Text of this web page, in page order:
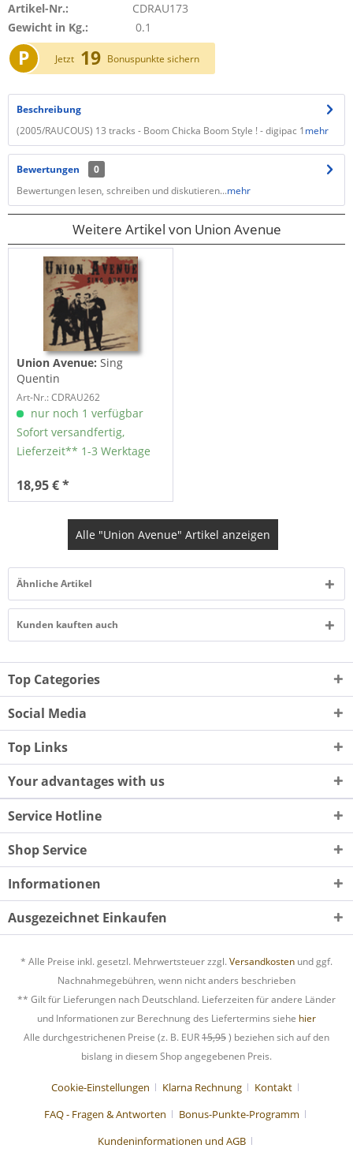
Artikel-Nr.:
CDRAU173
Gewicht in Kg.:
0.1
P Jetzt 19 Bonuspunkte sichern
Beschreibung
(2005/RAUCOUS) 13 tracks - Boom Chicka Boom Style ! - digipac 1mehr
Bewertungen
0
Bewertungen lesen, schreiben und diskutieren...mehr
Weitere Artikel von Union Avenue
Union Avenue: Sing
Quentin
Art-Nr.: CDRAU262
nur noch 1 verfügbar
Sofort versandfertig,
Lieferzeit** 1-3 Werktage
18,95 € *
Alle "Union Avenue" Artikel anzeigen
Ähnliche Artikel
Kunden kauften auch
Top Categories
Social Media
Top Links
Your advantages with us
Service Hotline
Shop Service
Informationen
Ausgezeichnet Einkaufen
* Alle Preise inkl. gesetzl. Mehrwertsteuer zzgl. Versandkosten und ggf.
Nachnahmegebühren, wenn nicht anders beschrieben
** Gilt für Lieferungen nach Deutschland. Lieferzeiten für andere Länder
und Informationen zur Berechnung des Liefertermins siehe hier
Alle durchgestrichenen Preise (z. B. EUR15,95) beziehen sich auf den
bislang in diesem Shop angegebenen Preis.
Cookie-Einstellungen Klarna Rechnung
Kontakt
FAQ - Fragen & Antworten
Bonus-Punkte-Programm
Kundeninformationen und AGB